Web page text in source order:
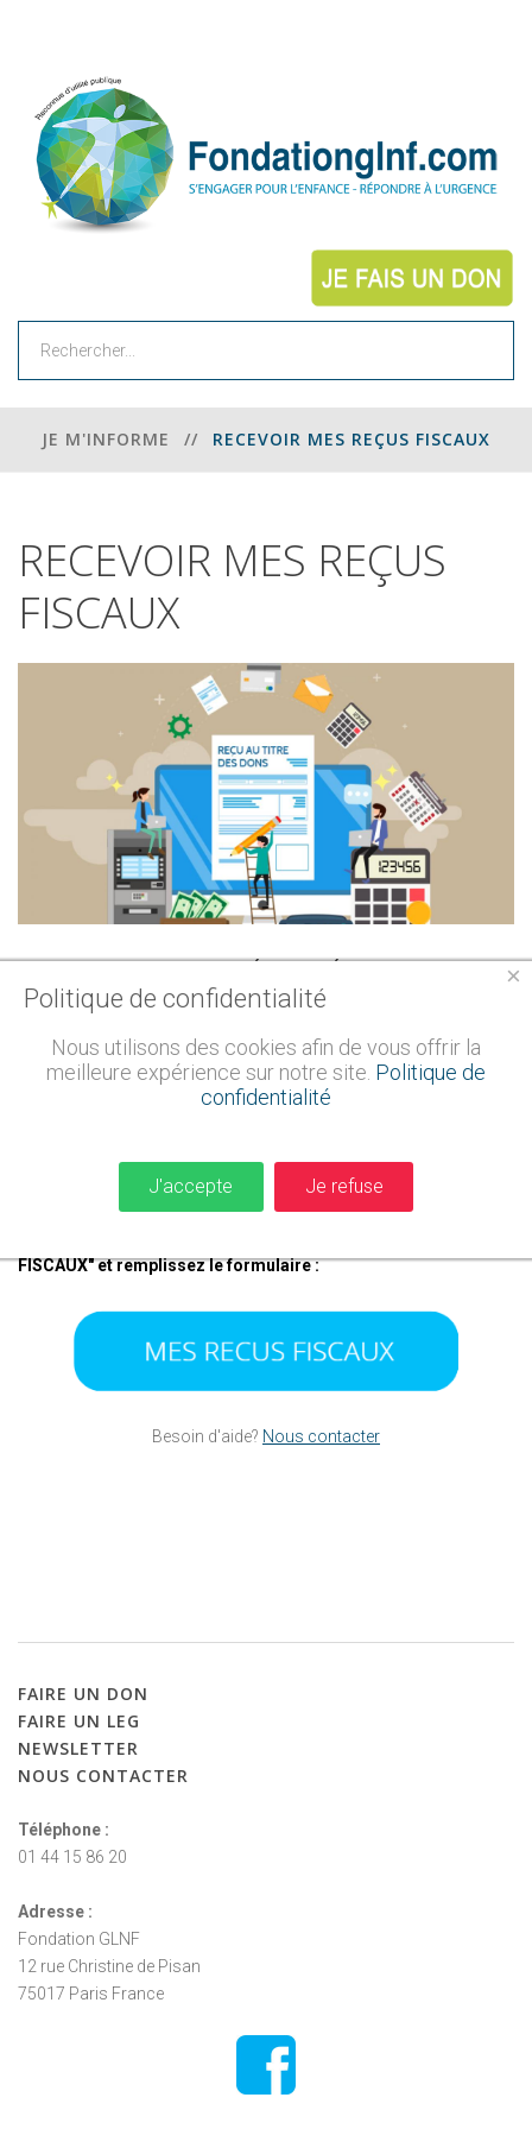
JE M'INFORME // RECEVOIR MES REÇUS FISCAUX
RECEVOIR MES REÇUS
FISCAUX
Comment récupérer
mon
reçufiscal ?
Le reçu fiscal est la preuve officielle de votre don à la
Il en précise la date ainsi que le montant. Lors de
fiscal permettant de justifier une réduction d’impôt auprès de
l’administration fiscale.Vous pouvez à tout moment recevoir par
FISCAUX" et remplissez le formulaire :
Besoin d'aide? Nous contacter
FAIRE UN DON
FAIRE UN LEG
NEWSLETTER
NOUS CONTACTER
Téléphone :
01 44 15 86 20
Adresse :
Fondation GLNF
12 rue Christine de Pisan
75017 Paris France
×
Politique de confidentialité
Nous utilisons des cookies afin de vous offrir la
meilleure expérience sur notre site. Politique de
confidentialité
J'accepte Je refuse